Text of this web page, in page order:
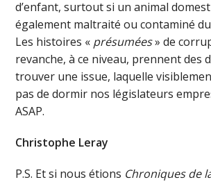
d’enfant, surtout si un animal
également maltraité ou contaminé
Les histoires « présumées» de
revanche, à ce niveau, prennent des
trouver une issue, laquelle
pas de dormir nos législateurs
ASAP.
Christophe Leray
P.S. Et si nous étions Chroniques de